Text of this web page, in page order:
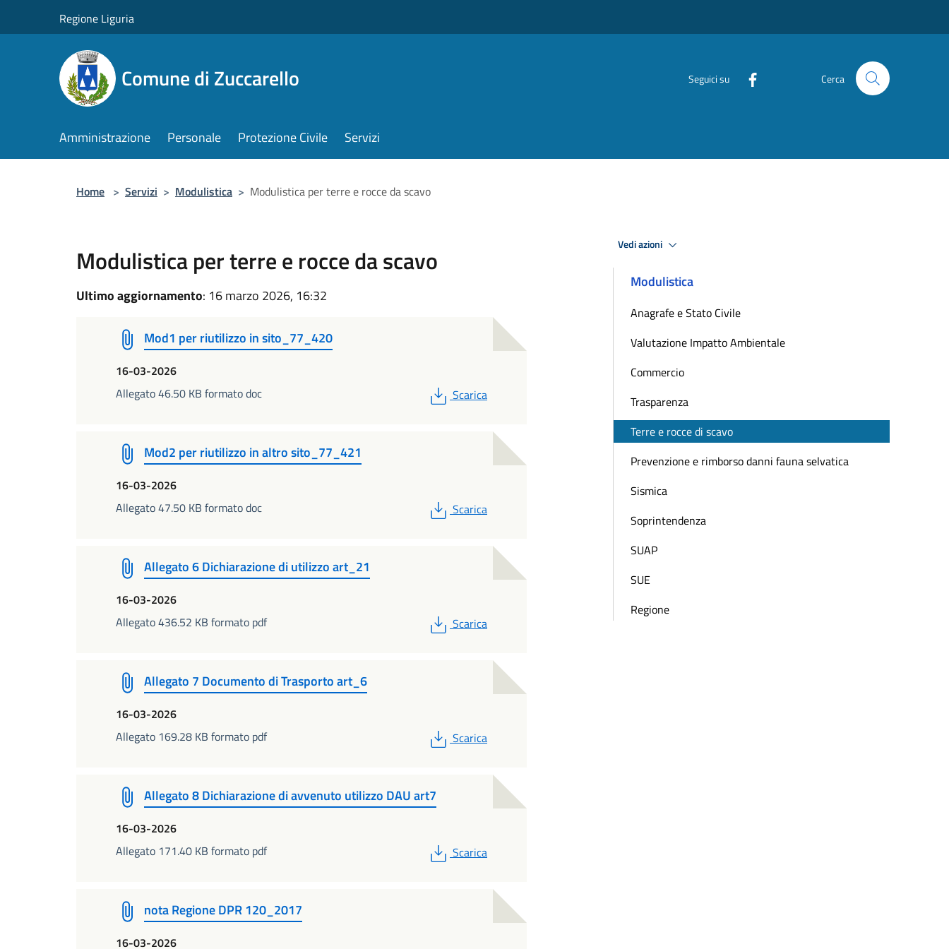
Regione Liguria
Comune di Zuccarello Seguici su Cerca
Amministrazione Personale Protezione Civile Servizi
Home > Servizi > Modulistica > Modulistica per terre e rocce da scavo
Modulistica per terre e rocce da scavo
Ultimo aggiornamento: 16 marzo 2026, 16:32
Mod1 per riutilizzo in sito_77_420
16-03-2026
Allegato 46.50 KB formato doc
PDF
Scarica
Mod2 per riutilizzo in altro sito_77_421
16-03-2026
Allegato 47.50 KB formato doc
PDF
Scarica
Allegato 6 Dichiarazione di utilizzo art_21
16-03-2026
Allegato 436.52 KB formato pdf
PDF
Scarica
Allegato 7 Documento di Trasporto art_6
16-03-2026
Allegato 169.28 KB formato pdf
PDF
Scarica
Allegato 8 Dichiarazione di avvenuto utilizzo DAU art7
16-03-2026
Allegato 171.40 KB formato pdf
PDF
Scarica
nota Regione DPR 120_2017
16-03-2026
Vedi azioni
Modulistica
Anagrafe e Stato Civile
Valutazione Impatto Ambientale
Commercio
Trasparenza
Terre e rocce di scavo
Prevenzione e rimborso danni fauna selvatica
Sismica
Soprintendenza
SUAP
SUE
Regione